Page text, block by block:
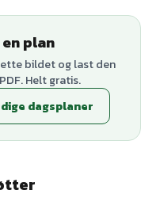
plan
bildet og last den
Helt gratis.
dagsplaner